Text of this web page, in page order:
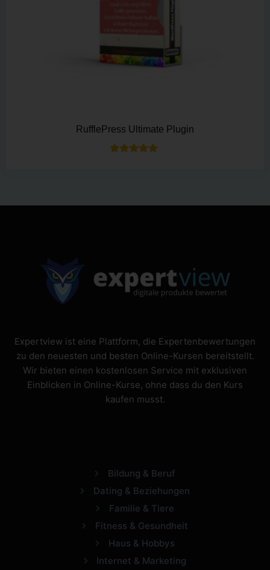
RufflePress Ultimate Plugin
Expertview ist eine Plattform, die Expertenbewertungen
zu den neuesten und besten Online-Kursen bereitstellt.
Wir bieten einen kostenlosen Service mit exklusiven
Einblicken in Online-Kurse, ohne dass du den Kurs
kaufen musst.
Bildung & Beruf
Dating & Beziehungen
Familie & Tiere
Fitness & Gesundheit
Haus & Hobbys
Internet & Marketing